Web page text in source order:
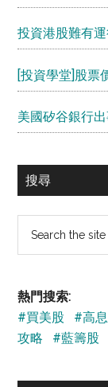
投資港股難有
[投資學堂]股票
美國矽谷銀行
搜尋
熱門搜索:
#買美股
#高
攻略
#藍籌股